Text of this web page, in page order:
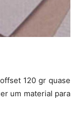
120 gr quase
um material para